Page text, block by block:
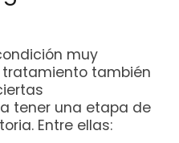
muy
tratamiento también
tener una etapa de
Entre ellas: